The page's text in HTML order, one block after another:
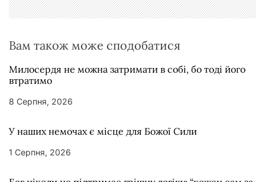
і
Вам також може сподобатися
Милосердя не можна затримати в собі, бо тоді його
втратимо
8 Серпня, 2026
У наших немочах є місце для Божої Сили
1 Серпня, 2026